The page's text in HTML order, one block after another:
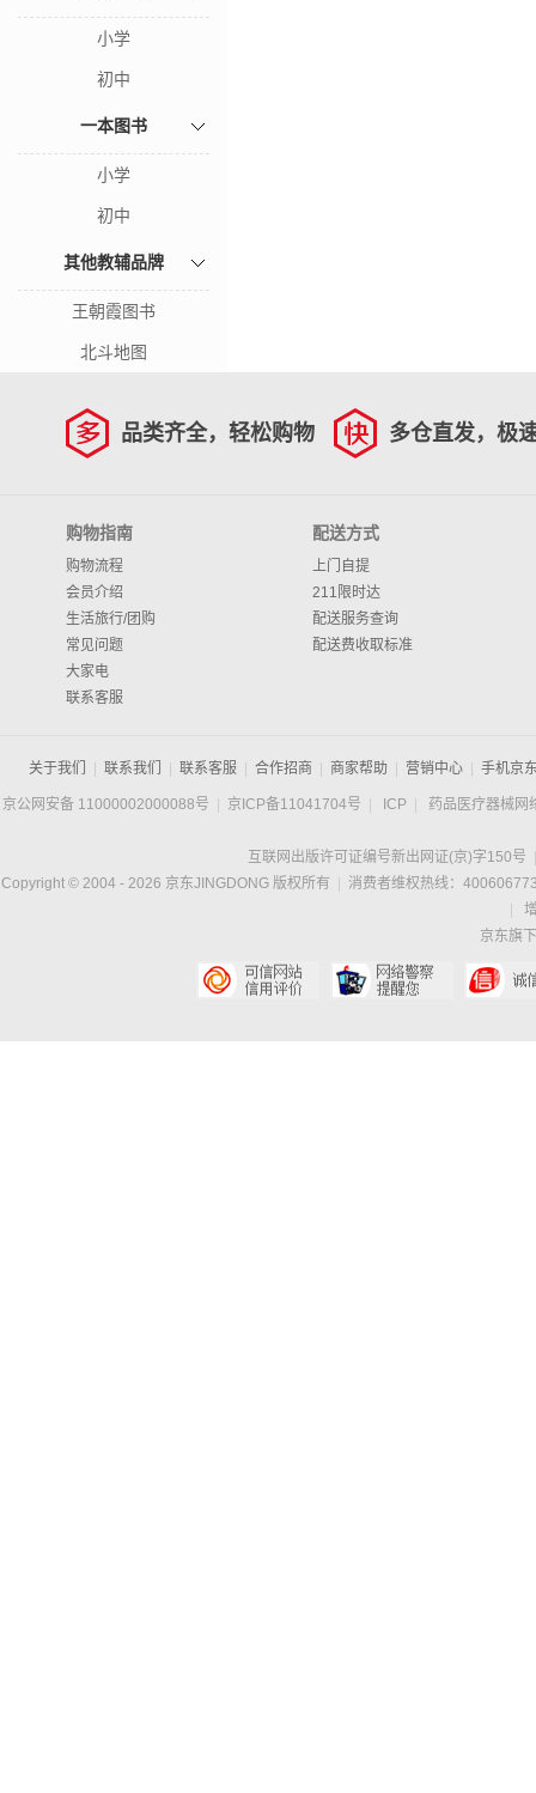
小学
初中
一本图书
小学
初中
其他教辅品牌
王朝霞图书
北斗地图
品类齐全，轻松购物 多仓直发，极
购物指南
购物流程
会员介绍
生活旅行/团购
常见问题
大家电
联系客服
配送方式
上门自提
211限时达
配送服务查询
配送费收取标准
关于我们 联系我们 联系客服 合作招商 商家帮助 营销中心 手机京
京公网安备 11000002000088号 京ICP备11041704号 ICP 药品医疗器械网
互联网出版许可证编号新出网证(京)字150号
Copyright © 2004 - 2026 京东JINGDONG 版权所有
消费者维权热线：
京东旗